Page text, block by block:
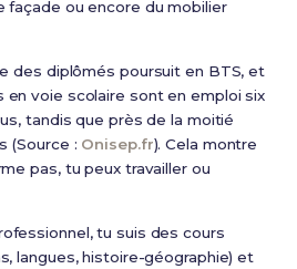
ou encore du mobilier
des diplômés poursuit en BTS, et
en voie scolaire sont en emploi six
tandis que près de la moitié
(Source : Onisep.fr). Cela montre
pas, tu peux travailler ou
tu suis des cours
langues, histoire-géographie) et